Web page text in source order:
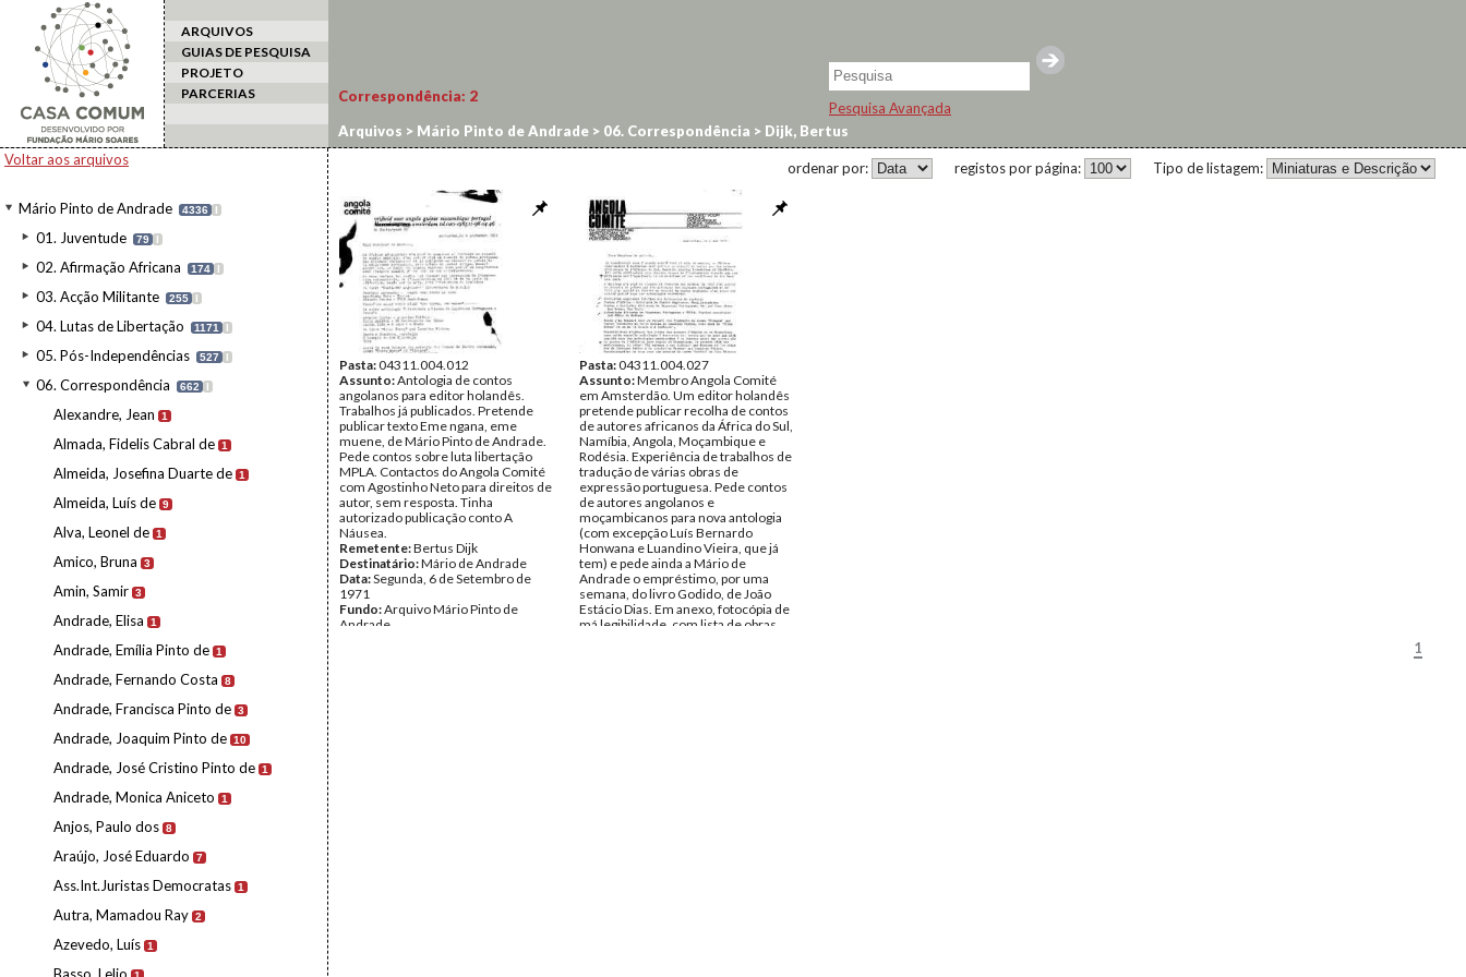
ARQUIVOS
GUIAS DE PESQUISA
PROJETO
PARCERIAS
Pesquisa Avançada
Voltar aos arquivos
Mário Pinto de Andrade 4336 I
01. Juventude 79 I
02. Afirmação Africana 174 I
03. Acção Militante 255 I
04. Lutas de Libertação 1171 I
05. Pós-Independências 527 I
06. Correspondência 662 I
Alexandre, Jean 1
Almada, Fidelis Cabral de 1
Almeida, Josefina Duarte de 1
Almeida, Luís de 9
Alva, Leonel de 1
Amico, Bruna 3
Amin, Samir 3
Andrade, Elisa 1
Andrade, Emília Pinto de 1
Andrade, Fernando Costa 8
Andrade, Francisca Pinto de 3
Andrade, Joaquim Pinto de 10
Andrade, José Cristino Pinto de 1
Andrade, Monica Aniceto 1
Anjos, Paulo dos 8
Araújo, José Eduardo 7
Ass.Int.Juristas Democratas 1
Autra, Mamadou Ray 2
Azevedo, Luís 1
Correspondência: 2
Arquivos > Mário Pinto de Andrade > 06. Correspondência > Dijk, Bertus
Tipo de listagem:
registos por página:
ordenar por:
Pasta:04311.004.012
Assunto:Antologia de contos
angolanos para editor holandês.
Trabalhos já publicados. Pretende
publicar texto Eme ngana, eme
muene, de Mário Pinto de Andrade.
Pede contos sobre luta libertação
MPLA. Contactos do Angola Comité
com Agostinho Neto para direitos de
autor, sem resposta. Tinha
autorizado publicação conto A
Náusea.
Remetente:Bertus Dijk
Destinatário:Mário de Andrade
Data:Segunda, 6 de Setembro de
1971
Fundo:Arquivo Mário Pinto de
Andrade
Pasta:04311.004.027
Assunto:Membro Angola Comité
em Amsterdão. Um editor holandês
pretende publicar recolha de contos
de autores africanos da África do Sul,
Namíbia, Angola, Moçambique e
Rodésia. Experiência de trabalhos de
tradução de várias obras de
expressão portuguesa. Pede contos
de autores angolanos e
moçambicanos para nova antologia
(com excepção Luís Bernardo
Honwana e Luandino Vieira, que já
tem) e pede ainda a Mário de
Andrade o empréstimo, por uma
semana, do livro Godido, de João
Estácio Dias. Em anexo, fotocópia de
má legibilidade, com lista de obras
1